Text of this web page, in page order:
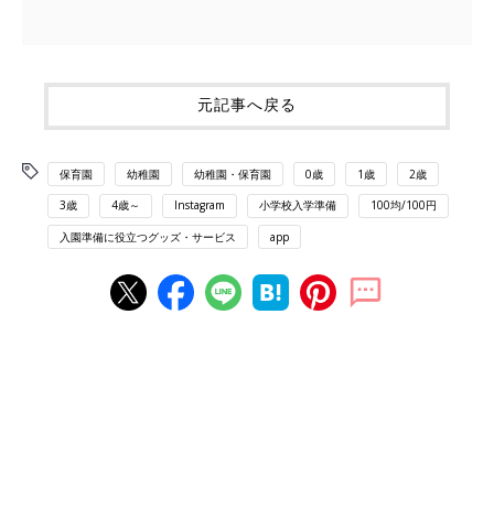
元記事へ戻る
保育園 幼稚園 幼稚園・保育園 0歳 1歳 2歳
3歳 4歳～ Instagram 小学校入学準備 100均/100円
入園準備に役立つグッズ・サービス app